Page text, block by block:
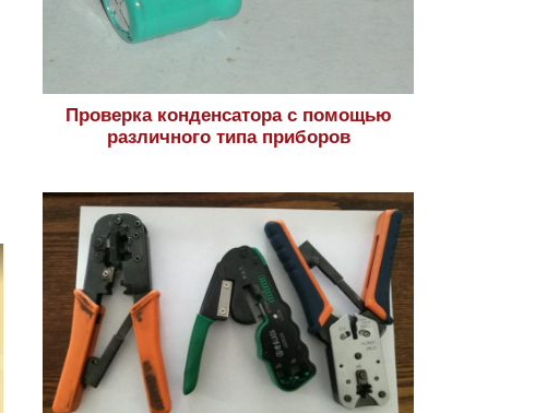
Проверка конденсатора с помощью
различного типа приборов